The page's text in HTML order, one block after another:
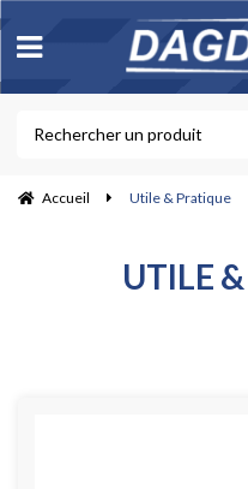
Accueil Utile & Pratique
UTILE